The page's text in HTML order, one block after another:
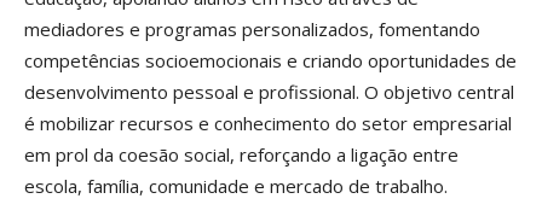
mediadores e programas personalizados, fomentando
competências socioemocionais e criando oportunidades de
desenvolvimento pessoal e profissional. O objetivo central
é mobilizar recursos e conhecimento do setor empresarial
em prol da coesão social, reforçando a ligação entre
escola, família, comunidade e mercado de trabalho.